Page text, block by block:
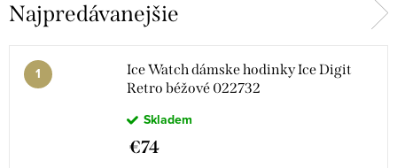
Najpredávanejšie
Ice Watch dámske hodinky Ice Digit
Retro béžové 022732
Skladem
€74